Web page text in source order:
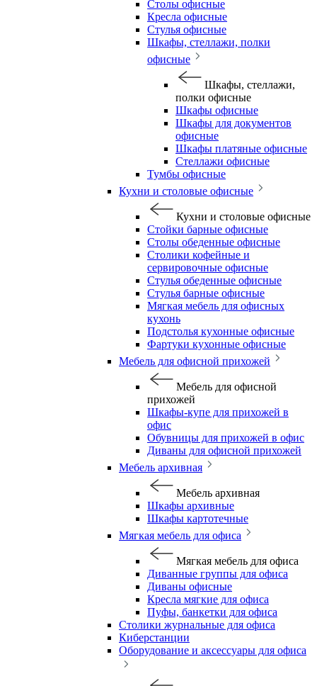
Столы офисные
Кресла офисные
Стулья офисные
Шкафы, стеллажи, полки
офисные
Шкафы, стеллажи,
полки офисные
Шкафы офисные
Шкафы для документов
офисные
Шкафы платяные офисные
Стеллажи офисные
Тумбы офисные
Кухни и столовые офисные
Кухни и столовые офисные
Стойки барные офисные
Столы обеденные офисные
Столики кофейные и
сервировочные офисные
Стулья обеденные офисные
Стулья барные офисные
Мягкая мебель для офисных
кухонь
Подстолья кухонные офисные
Фартуки кухонные офисные
Мебель для офисной прихожей
Мебель для офисной
прихожей
Шкафы-купе для прихожей в
офис
Обувницы для прихожей в офис
Диваны для офисной прихожей
Мебель архивная
Мебель архивная
Шкафы архивные
Шкафы картотечные
Мягкая мебель для офиса
Мягкая мебель для офиса
Диванные группы для офиса
Диваны офисные
Кресла мягкие для офиса
Пуфы, банкетки для офиса
Столики журнальные для офиса
Киберстанции
Оборудование и аксессуары для офиса